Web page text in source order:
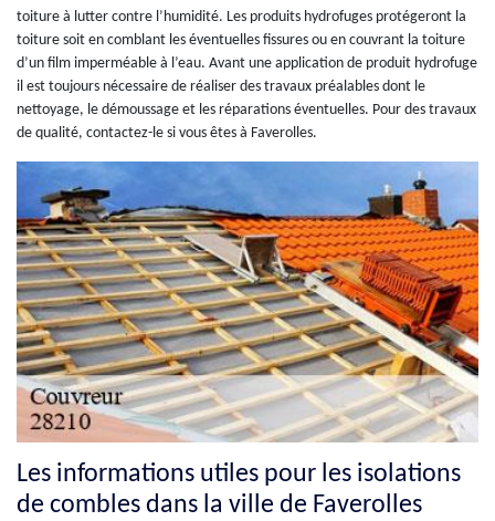
toiture à lutter contre l’humidité. Les produits hydrofuges protégeront la
toiture soit en comblant les éventuelles fissures ou en couvrant la toiture
d’un film imperméable à l’eau. Avant une application de produit hydrofuge
il est toujours nécessaire de réaliser des travaux préalables dont le
nettoyage, le démoussage et les réparations éventuelles. Pour des travaux
de qualité, contactez-le si vous êtes à Faverolles.
Les informations utiles pour les isolations
de combles dans la ville de Faverolles